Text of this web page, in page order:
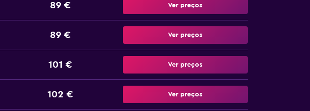
89 € Ver preços
89 € Ver preços
101 € Ver preços
102 € Ver preços